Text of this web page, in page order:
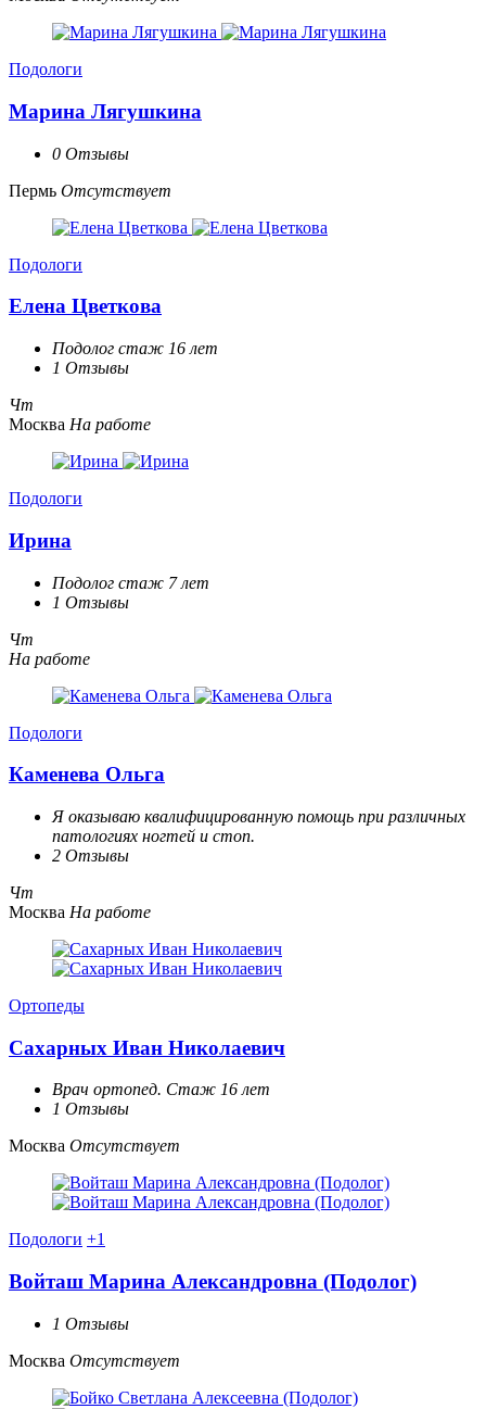
Подологи
Марина Лягушкина
0 Отзывы
Пермь Отсутствует
Подологи
Елена Цветкова
Подолог стаж 16 лет
1 Отзывы
Чт
Москва На работе
Подологи
Ирина
Подолог стаж 7 лет
1 Отзывы
Чт
На работе
Подологи
Каменева Ольга
Я оказываю квалифицированную помощь при различных
патологиях ногтей и стоп.
2 Отзывы
Чт
Москва На работе
Ортопеды
Сахарных Иван Николаевич
Врач ортопед. Стаж 16 лет
1 Отзывы
Москва Отсутствует
Подологи +1
Войташ Марина Александровна (Подолог)
1 Отзывы
Москва Отсутствует